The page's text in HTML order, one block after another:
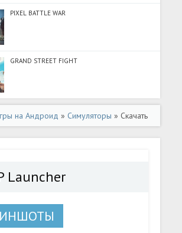
PIXEL BATTLE WAR
GRAND STREET FIGHT
на Андроид » Симуляторы » Скачать
(Много денег) на Андроид
Launcher